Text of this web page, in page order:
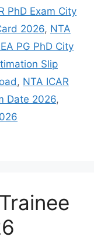
PhD Exam City
2026, NTA
PG PhD City
Slip
, NTA ICAR
Date 2026,